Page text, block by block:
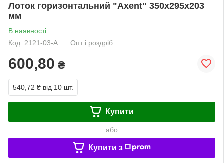
Лоток горизонтальний "Axent" 350х295х203
мм
В наявності
Код: 2121-03-A
Опт і роздріб
600,80 ₴
540,72 ₴ від 10 шт.
Купити
або
Купити з